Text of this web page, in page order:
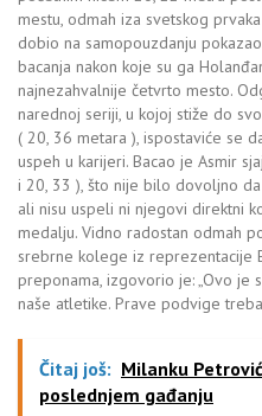
mestu, odmah iza svetskog
dobio na samopouzdanju
bacanja nakon koje su ga
najnezahvalnije četvrto mesto.
narednoj seriji, u kojoj stiže do
( 20, 36 metara ), ispostaviće se
uspeh u karijeri. Bacao je Asmir
i 20, 33 ), što nije bilo dovoljno
ali nisu uspeli ni njegovi direktni
medalju. Vidno radostan odmah
srebrne kolege iz reprezentacije
preponama, izgovorio je: „Ovo je
naše atletike. Prave podvige
Čitaj još: Milanku
poslednjem gađanju